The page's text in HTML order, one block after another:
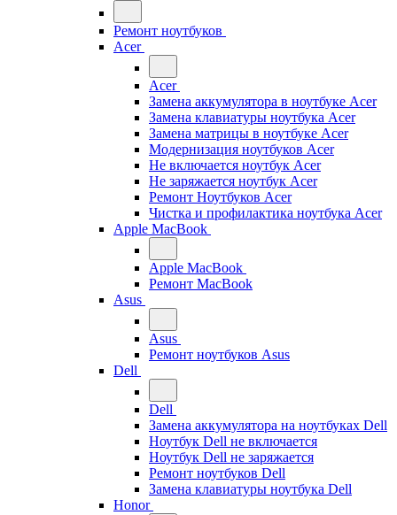
Ремонт ноутбуков
Acer
Acer
Замена аккумулятора в ноутбуке Acer
Замена клавиатуры ноутбука Acer
Замена матрицы в ноутбуке Acer
Модернизация ноутбуков Acer
Не включается ноутбук Acer
Не заряжается ноутбук Acer
Ремонт Ноутбуков Acer
Чистка и профилактика ноутбука Acer
Apple MacBook
Apple MacBook
Ремонт MacBook
Asus
Asus
Ремонт ноутбуков Asus
Dell
Dell
Замена аккумулятора на ноутбуках Dell
Ноутбук Dell не включается
Ноутбук Dell не заряжается
Ремонт ноутбуков Dell
Замена клавиатуры ноутбука Dell
Honor